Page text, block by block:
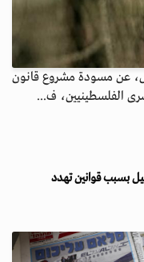
الخميس، عن مسودة مشروع قانون
الفلسطينيين، ف...
بسبب قوانين تهدد